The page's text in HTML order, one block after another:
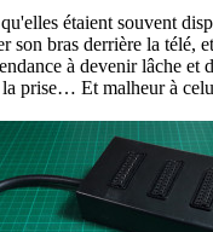
étaient souvent
son bras derrière la télé,
à devenir lâche et
la prise… Et malheur à